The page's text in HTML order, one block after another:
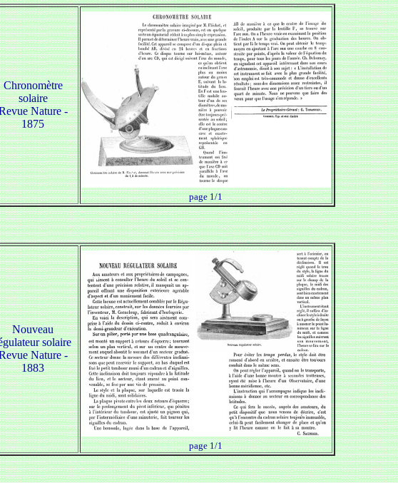
Chronomètre
solaire
Nature -
1875
page 1/1
Nouveau
solaire
Nature -
1883
page 1/1